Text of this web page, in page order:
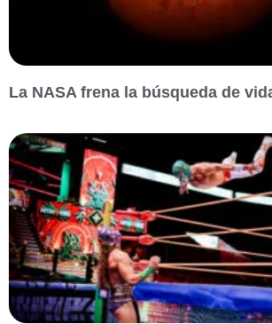
La NASA frena la búsqueda de